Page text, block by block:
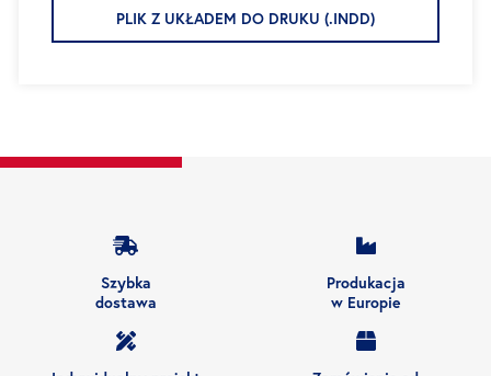
PLIK Z UKŁADEM DO DRUKU (.INDD)
Szybka
dostawa
Produkacja
w Europie